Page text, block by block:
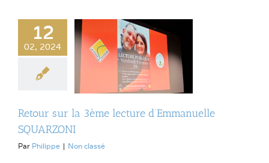
12
02, 2024
Retour sur la 3ème lecture d’Emmanuelle
SQUARZONI
Par Philippe | Non classé